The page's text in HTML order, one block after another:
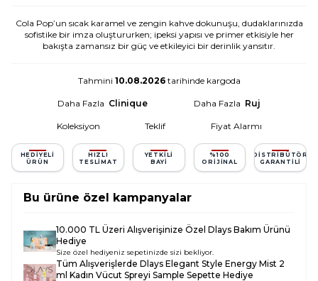
Cola Pop’un sıcak karamel ve zengin kahve dokunuşu, dudaklarınızda
sofistike bir imza oluştururken; ipeksi yapısı ve primer etkisiyle her
bakışta zamansız bir güç ve etkileyici bir derinlik yansıtır.
Tahmini 10.08.2026tarihinde kargoda
Daha Fazla Clinique Daha Fazla Ruj
Koleksiyon Teklif Fiyat Alarmı
HEDIYELI
ÜRÜN
HIZLI
TESLIMAT
YETKILI
BAYI
%100
ORIJINAL
DISTRIBÜTÖR
GARANTILI
Bu ürüne özel kampanyalar
10.000 TL Üzeri Alışverişinize Özel Dlays Bakım Ürünü
Hediye
Size özel hediyeniz sepetinizde sizi bekliyor.
Tüm Alışverişlerde Dlays Elegant Style Energy Mist 2
ml Kadın Vücut Spreyi Sample Sepette Hediye